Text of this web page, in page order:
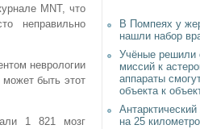
MNT, что
неправильно
неврологии
может быть этот
1 821 мозг
В Помпеях у
нашли набор
Учёные решили
миссий к
аппараты
объекта к
на 25